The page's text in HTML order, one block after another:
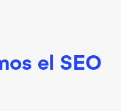
el SEO